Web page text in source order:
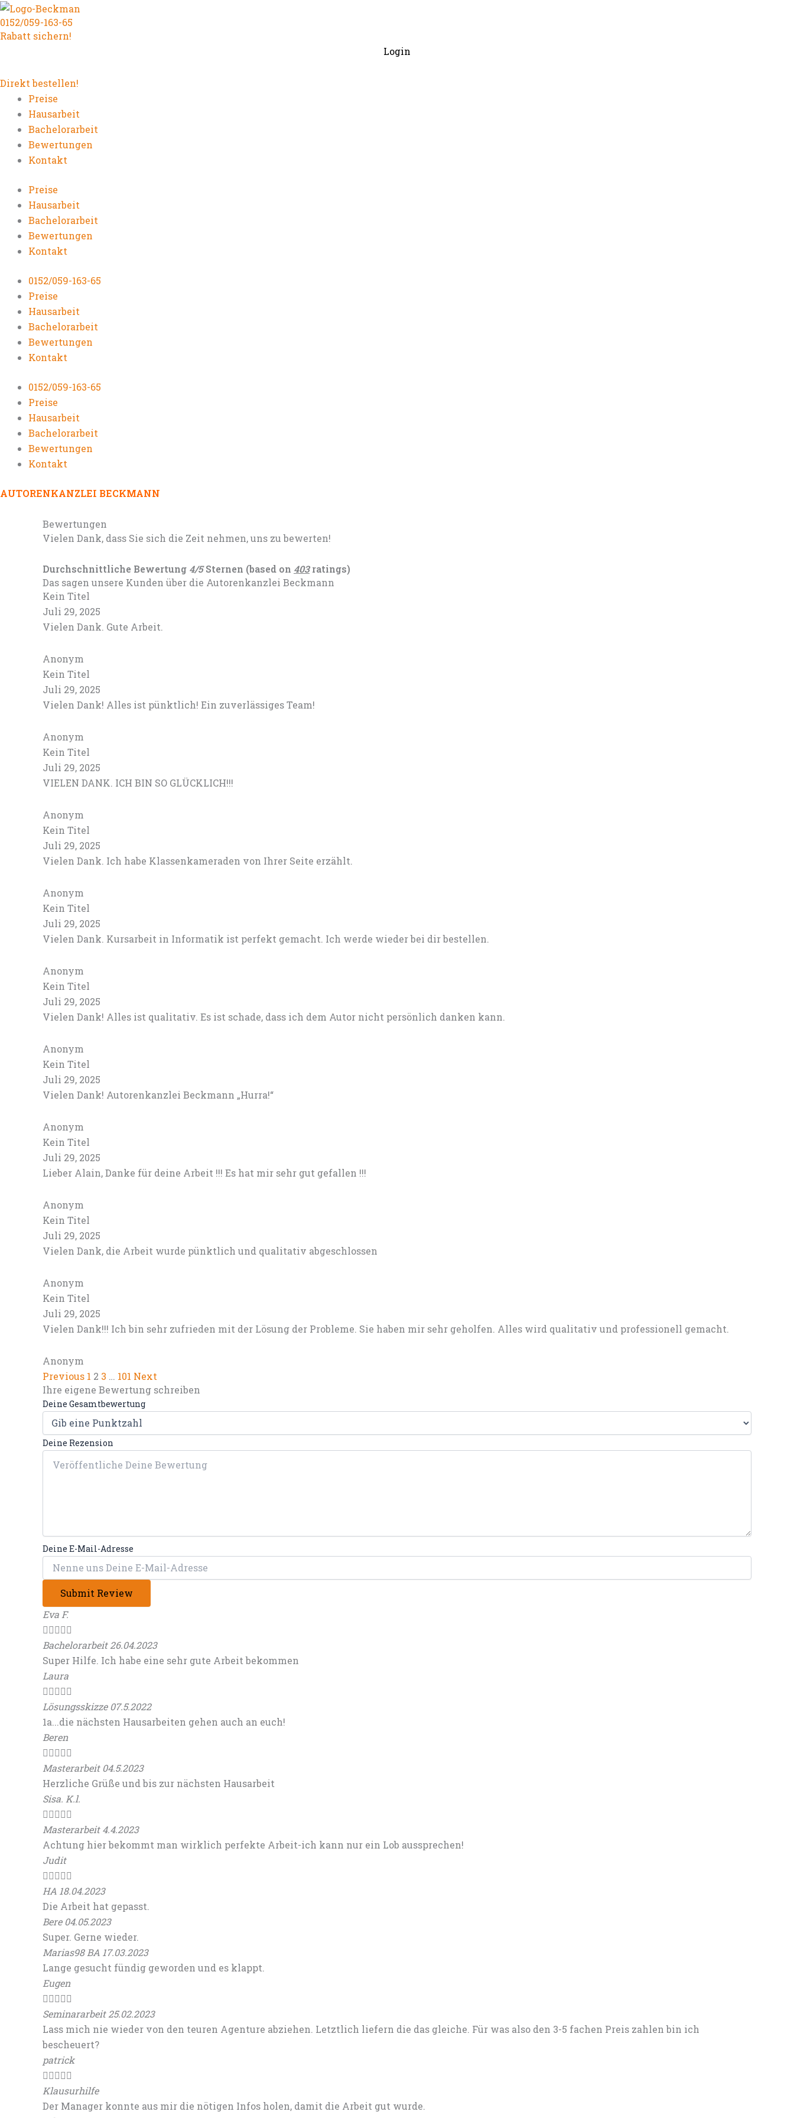
Zum
Inhalt
springen
0152/059-163-65
Rabatt sichern!
Login
Direkt bestellen!
Preise
Hausarbeit
Bachelorarbeit
Bewertungen
Kontakt
Preise
Hausarbeit
Bachelorarbeit
Bewertungen
Kontakt
0152/059-163-65
Preise
Hausarbeit
Bachelorarbeit
Bewertungen
Kontakt
0152/059-163-65
Preise
Hausarbeit
Bachelorarbeit
Bewertungen
Kontakt
AUTORENKANZLEI BECKMANN
Bewertungen
Vielen Dank, dass Sie sich die Zeit nehmen, uns zu bewerten!
Durchschnittliche Bewertung 4/5Sternen (based on 403 ratings)
Das sagen unsere Kunden über die Autorenkanzlei Beckmann
Kein Titel
Juli 29, 2025
Vielen Dank. Gute Arbeit.
Anonym
Kein Titel
Juli 29, 2025
Vielen Dank! Alles ist pünktlich! Ein zuverlässiges Team!
Anonym
Kein Titel
Juli 29, 2025
VIELEN DANK. ICH BIN SO GLÜCKLICH!!!
Anonym
Kein Titel
Juli 29, 2025
Vielen Dank. Ich habe Klassenkameraden von Ihrer Seite erzählt.
Anonym
Kein Titel
Juli 29, 2025
Vielen Dank. Kursarbeit in Informatik ist perfekt gemacht. Ich werde wieder bei dir bestellen.
Anonym
Kein Titel
Juli 29, 2025
Vielen Dank! Alles ist qualitativ. Es ist schade, dass ich dem Autor nicht persönlich danken kann.
Anonym
Kein Titel
Juli 29, 2025
Vielen Dank! Autorenkanzlei Beckmann „Hurra!“
Anonym
Kein Titel
Juli 29, 2025
Lieber Alain, Danke für deine Arbeit !!! Es hat mir sehr gut gefallen !!!
Anonym
Kein Titel
Juli 29, 2025
Vielen Dank, die Arbeit wurde pünktlich und qualitativ abgeschlossen
Anonym
Kein Titel
Juli 29, 2025
Vielen Dank!!! Ich bin sehr zufrieden mit der Lösung der Probleme. Sie haben mir sehr geholfen. Alles wird qualitativ und professionell gemacht.
Anonym
Navigation
für
Site
Previous 1 2 3 … 101 Next
Ihre eigene Bewertung schreiben
Deine Gesamtbewertung
Deine Rezension
Deine E-Mail-Adresse
Submit Review
Eva F.

Bachelorarbeit 26.04.2023
Super Hilfe. Ich habe eine sehr gute Arbeit bekommen
Laura

Lösungsskizze 07.5.2022
1a...die nächsten Hausarbeiten gehen auch an euch!
Beren

Masterarbeit 04.5.2023
Herzliche Grüße und bis zur nächsten Hausarbeit
Sisa. K.l.

Masterarbeit 4.4.2023
Achtung hier bekommt man wirklich perfekte Arbeit-ich kann nur ein Lob aussprechen!
Judit

HA 18.04.2023
Die Arbeit hat gepasst.
Bere 04.05.2023
Super. Gerne wieder.
Marias98 BA 17.03.2023
Lange gesucht fündig geworden und es klappt.
Eugen

Seminararbeit 25.02.2023
Lass mich nie wieder von den teuren Agenture abziehen. Letztlich liefern die das gleiche. Für was also den 3-5 fachen Preis zahlen bin ich
bescheuert?
patrick

Klausurhilfe
Der Manager konnte aus mir die nötigen Infos holen, damit die Arbeit gut wurde.